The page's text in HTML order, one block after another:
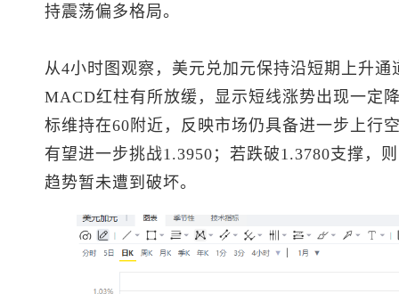
持震荡偏多格局。
从4小时图观察， 美元兑加元保持沿短期上升通
MACD红柱有所放缓，显示短线涨势出现一定
标维持在60附近，反映市场仍具备进一步上行
有望进一步挑战1.3950；若跌破1.3780支撑，
趋势暂未遭到破坏。